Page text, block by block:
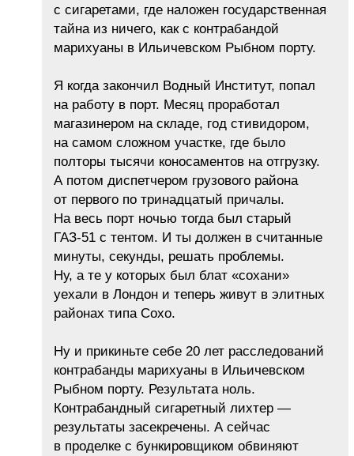
с сигаретами, где наложен государственная
тайна из ничего, как с контрабандой
марихуаны в Ильичевском Рыбном порту.
Я когда закончил Водный Институт, попал
на работу в порт. Месяц проработал
магазинером на складе, год стивидором,
на самом сложном участке, где было
полторы тысячи коносаментов на отгрузку.
А потом диспетчером грузового района
от первого по тринадцатый причалы.
На весь порт ночью тогда был старый
ГАЗ-51 с тентом. И ты должен в считанные
минуты, секунды, решать проблемы.
Ну, а те у которых был блат «сохани»
уехали в Лондон и теперь живут в элитных
районах типа Сохо.
Ну и прикиньте себе 20 лет расследований
контрабанды марихуаны в Ильичевском
Рыбном порту. Результата ноль.
Контрабандный сигаретный лихтер —
результаты засекречены. А сейчас
в проделке с бункировщиком обвиняют